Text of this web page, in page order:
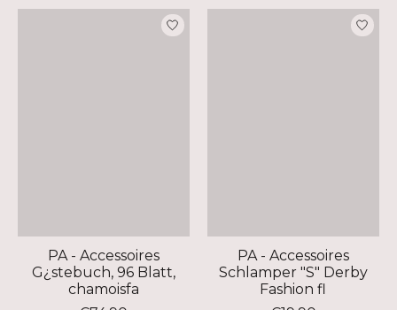
PA - Accessoires
G¿stebuch, 96 Blatt,
chamoisfa
PA - Accessoires
Schlamper "S" Derby
Fashion fl